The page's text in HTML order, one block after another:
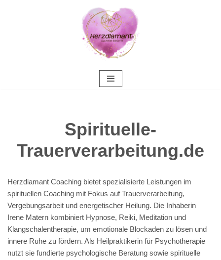
Spirituelle-
Trauerverarbeitung.de
Herzdiamant Coaching bietet spezialisierte Leistungen im
spirituellen Coaching mit Fokus auf Trauerverarbeitung,
Vergebungsarbeit und energetischer Heilung. Die Inhaberin
Irene Matern kombiniert Hypnose, Reiki, Meditation und
Klangschalentherapie, um emotionale Blockaden zu lösen und
innere Ruhe zu fördern. Als Heilpraktikerin für Psychotherapie
nutzt sie fundierte psychologische Beratung sowie spirituelle